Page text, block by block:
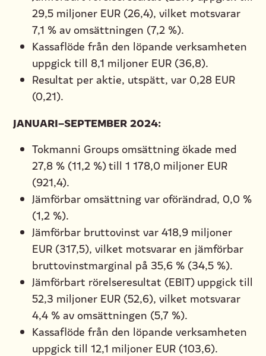
29,5 miljoner EUR (26,4), vilket motsvarar
7,1 % av omsättningen (7,2 %).
Kassaflöde från den löpande verksamheten
uppgick till 8,1 miljoner EUR (36,8).
Resultat per aktie, utspätt, var 0,28 EUR
(0,21).
JANUARI–SEPTEMBER 2024:
Tokmanni Groups omsättning ökade med
27,8 % (11,2 %) till 1 178,0 miljoner EUR
(921,4).
Jämförbar omsättning var oförändrad, 0,0 %
(1,2 %).
Jämförbar bruttovinst var 418,9 miljoner
EUR (317,5), vilket motsvarar en jämförbar
bruttovinstmarginal på 35,6 % (34,5 %).
Jämförbart rörelseresultat (EBIT) uppgick till
52,3 miljoner EUR (52,6), vilket motsvarar
4,4 % av omsättningen (5,7 %).
Kassaflöde från den löpande verksamheten
uppgick till 12,1 miljoner EUR (103,6).